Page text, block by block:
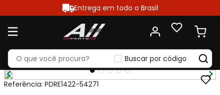
Entrega em todo o Brasil
Buscar por código
Referência: PDRE1422-54271